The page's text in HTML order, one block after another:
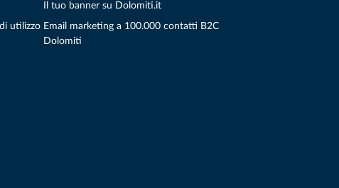
utilizzo
Il tuo banner su Dolomiti.it
Email marketing a 100.000 contatti B2C
Dolomiti